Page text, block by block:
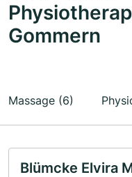
Gommern
Massage (6)
Blümcke Elvira